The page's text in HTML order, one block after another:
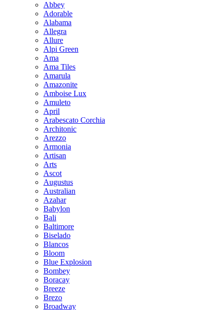
Abbey
Adorable
Alabama
Allegra
Allure
Alpi Green
Ama
Ama Tiles
Amarula
Amazonite
Amboise Lux
Amuleto
April
Arabescato Corchia
Architonic
Arezzo
Armonia
Artisan
Arts
Ascot
Augustus
Australian
Azahar
Babylon
Bali
Baltimore
Biselado
Blancos
Bloom
Blue Explosion
Bombey
Boracay
Breeze
Brezo
Broadway